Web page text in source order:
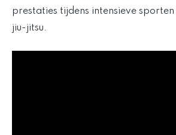
prestaties tijdens intensieve
jiu-jitsu.